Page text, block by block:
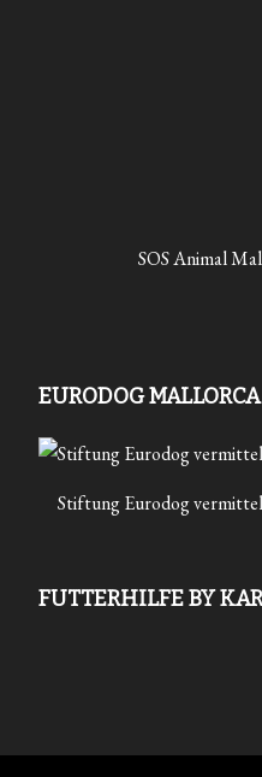
SOS Animal
EURODOG MALLORCA
Stiftung Eurodog
FUTTERHILFE BY